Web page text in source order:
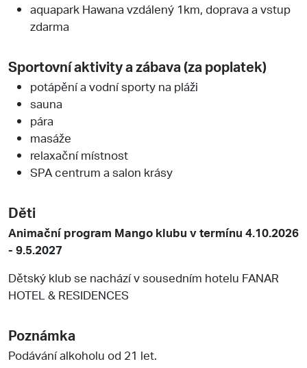
aquapark Hawana vzdálený 1km, doprava a vstup
zdarma
Sportovní aktivity a zábava (za poplatek)
potápění a vodní sporty na pláži
sauna
pára
masáže
relaxační místnost
SPA centrum a salon krásy
Děti
Animační program Mango klubu v termínu 4.10.2026
- 9.5.2027
Dětský klub se nachází v sousedním hotelu FANAR
HOTEL & RESIDENCES
Poznámka
Podávání alkoholu od 21 let.